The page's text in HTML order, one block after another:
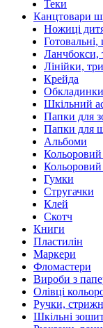
Теки
Канцтовари
Ножиці
Готовальні,
Ланчбокси,
Лінійки,
Крейда
Обкладинки
Шкільний
Папки для
Папки для
Альбоми
Кольоровий
Кольоровий
Гумки
Стругачки
Клей
Скотч
Книги
Пластилін
Маркери
Фломастери
Вироби з
Олівці
Ручки,
Шкільні